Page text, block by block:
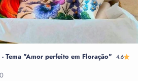
Tema "Amor perfeito em Floração" 4.6